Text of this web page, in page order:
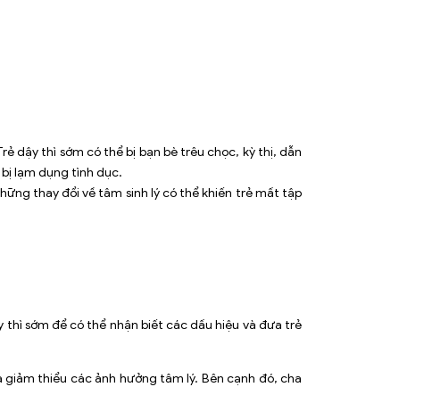
dậy thì sớm có thể bị bạn bè trêu chọc, kỳ thị, dẫn
lạm dụng tình dục.
thay đổi về tâm sinh lý có thể khiến trẻ mất tập
sớm để có thể nhận biết các dấu hiệu và đưa trẻ
thiểu các ảnh hưởng tâm lý. Bên cạnh đó, cha